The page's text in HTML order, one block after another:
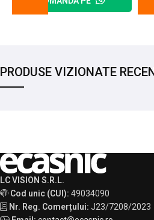
PRODUSE VIZIONATE
LC VISION S.R.L.
Cod unic (CUI): 49034090
Nr. Reg. Comerțului: J23/7208/2023